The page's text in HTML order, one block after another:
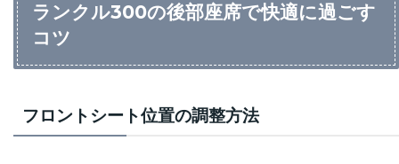
ランクル300の後部座席で快適に過ごす
コツ
フロントシート位置の調整方法